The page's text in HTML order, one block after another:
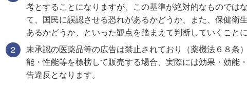
考とすることになりますが、この基準が絶対的なものでは
て、国民に誤認させる恐れがあるかどうか、また、保健衛
あるかどうか、といった観点を踏まえて判断していくことに
未承認の医薬品等の広告は禁止されており（薬機法６８条
能・性能等を標榜して販売する場合、実際には効果・効能
告違反となります。